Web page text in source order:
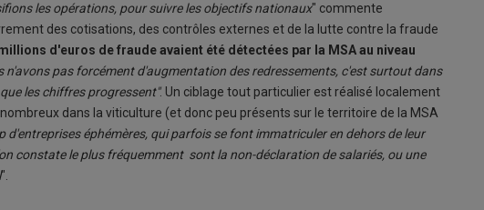
les opérations, pour suivre les objectifs nationaux" commente
des cotisations, des contrôles externes et de la lutte contre la fraude
millions d'euros de fraude avaient été détectées par la MSA au niveau
n'avons pas forcément d'augmentation des redressements, c'est surtout dans
les chiffres progressent". Un ciblage tout particulier est réalisé localement
dans la viticulture (et donc peu présents sur le territoire de la MSA
d'entreprises éphémères, qui parfois se font immatriculer en dehors de leur
constate le plus fréquemment sont la non-déclaration de salariés, ou une
".